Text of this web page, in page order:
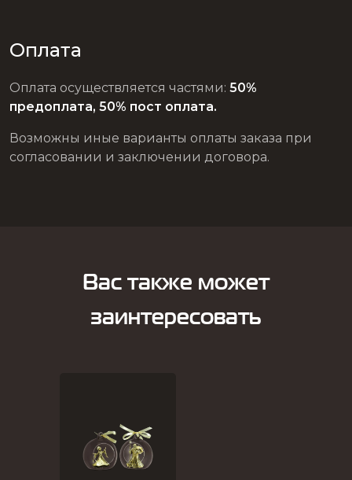
Оплата
Оплата осуществляется частями: 50%
предоплата, 50% пост оплата.
Возможны иные варианты оплаты заказа при
согласовании и заключении договора.
Вас также может
заинтересовать